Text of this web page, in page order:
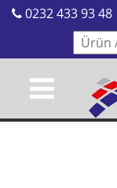
0232 433 93 48